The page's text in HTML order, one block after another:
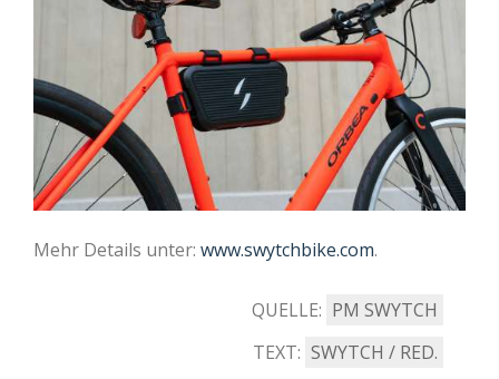
Mehr Details unter: www.swytchbike.com.
QUELLE: PM SWYTCH
TEXT: SWYTCH / RED.